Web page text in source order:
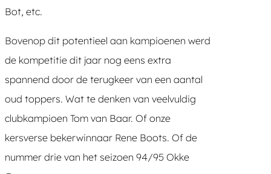
Bot, etc.
Bovenop dit potentieel aan kampioenen werd
de kompetitie dit jaar nog eens extra
spannend door de terugkeer van een aantal
oud toppers. Wat te denken van veelvuldig
clubkampioen Tom van Baar. Of onze
kersverse bekerwinnaar Rene Boots. Of de
nummer drie van het seizoen 94/95 Okke